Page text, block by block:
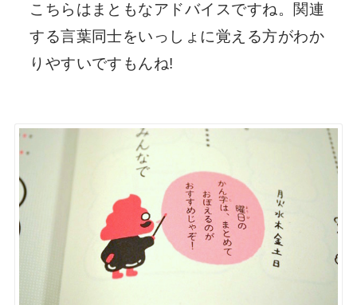
こちらはまともなアドバイスですね。関連
する言葉同士をいっしょに覚える方がわか
りやすいですもんね!